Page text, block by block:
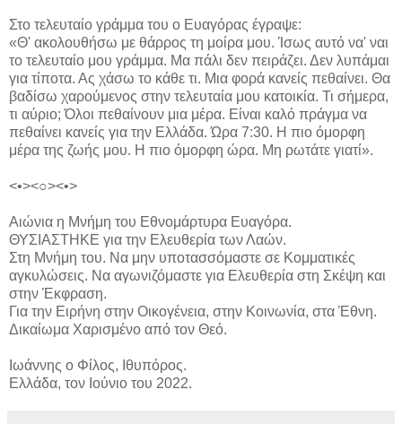
Στο τελευταίο γράμμα του ο Ευαγόρας έγραψε:
«Θ' ακολουθήσω με θάρρος τη μοίρα μου. Ίσως αυτό να' ναι
το τελευταίο μου γράμμα. Μα πάλι δεν πειράζει. Δεν λυπάμαι
για τίποτα. Ας χάσω το κάθε τι. Μια φορά κανείς πεθαίνει. Θα
βαδίσω χαρούμενος στην τελευταία μου κατοικία. Τι σήμερα,
τι αύριο; Όλοι πεθαίνουν μια μέρα. Είναι καλό πράγμα να
πεθαίνει κανείς για την Ελλάδα. Ώρα 7:30. Η πιο όμορφη
μέρα της ζωής μου. Η πιο όμορφη ώρα. Μη ρωτάτε γιατί».
<•><○><•>
Αιώνια η Μνήμη του Εθνομάρτυρα Ευαγόρα.
ΘΥΣΙΑΣΤΗΚΕ για την Ελευθερία των Λαών.
Στη Μνήμη του. Να μην υποτασσόμαστε σε Κομματικές
αγκυλώσεις. Να αγωνιζόμαστε για Ελευθερία στη Σκέψη και
στην Έκφραση.
Για την Ειρήνη στην Οικογένεια, στην Κοινωνία, στα Έθνη.
Δικαίωμα Χαρισμένο από τον Θεό.
Ιωάννης ο Φίλος, Ιθυπόρος.
Ελλάδα, τον Ιούνιο του 2022.